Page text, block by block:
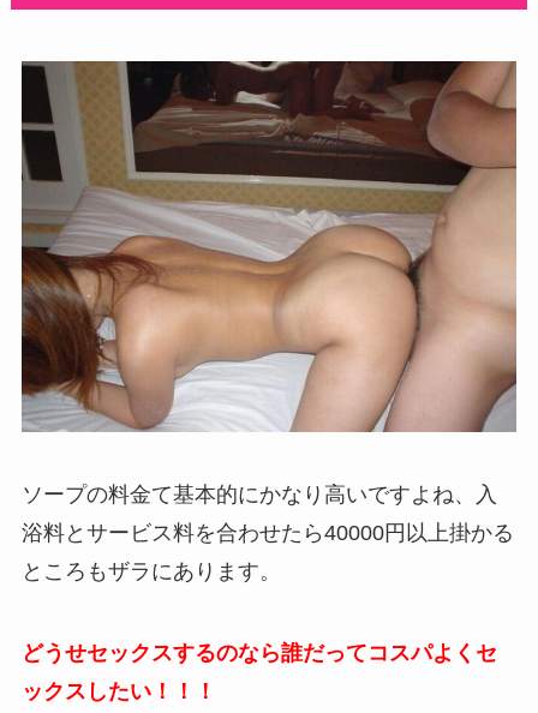
ソープの料金て基本的にかなり高いですよね、入
浴料とサービス料を合わせたら40000円以上掛かる
ところもザラにあります。
どうせセックスするのなら誰だってコスパよくセ
ックスしたい！！！